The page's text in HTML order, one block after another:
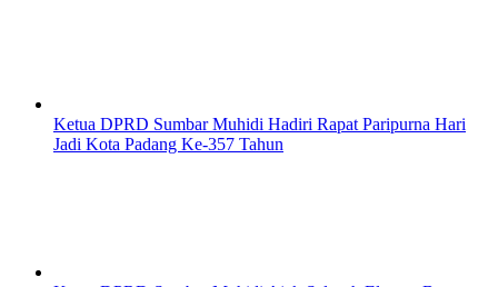
Ketua DPRD Sumbar Muhidi Hadiri Rapat Paripurna Hari
Jadi Kota Padang Ke-357 Tahun